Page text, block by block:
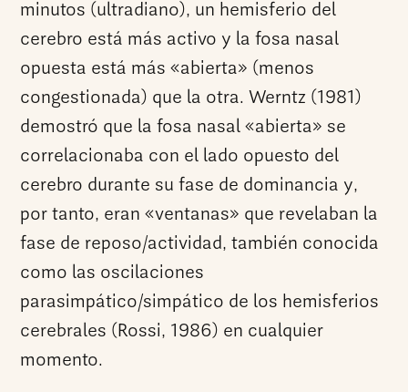
minutos (ultradiano), un hemisferio del
cerebro está más activo y la fosa nasal
opuesta está más «abierta» (menos
congestionada) que la otra. Werntz (1981)
demostró que la fosa nasal «abierta» se
correlacionaba con el lado opuesto del
cerebro durante su fase de dominancia y,
por tanto, eran «ventanas» que revelaban la
fase de reposo/actividad, también conocida
como las oscilaciones
parasimpático/simpático de los hemisferios
cerebrales (Rossi, 1986) en cualquier
momento.